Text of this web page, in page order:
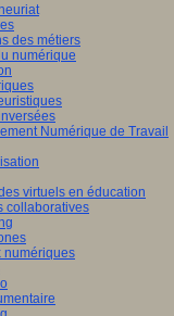
des métiers
numérique
Numérique de Travail
virtuels en éducation
collaboratives
numériques